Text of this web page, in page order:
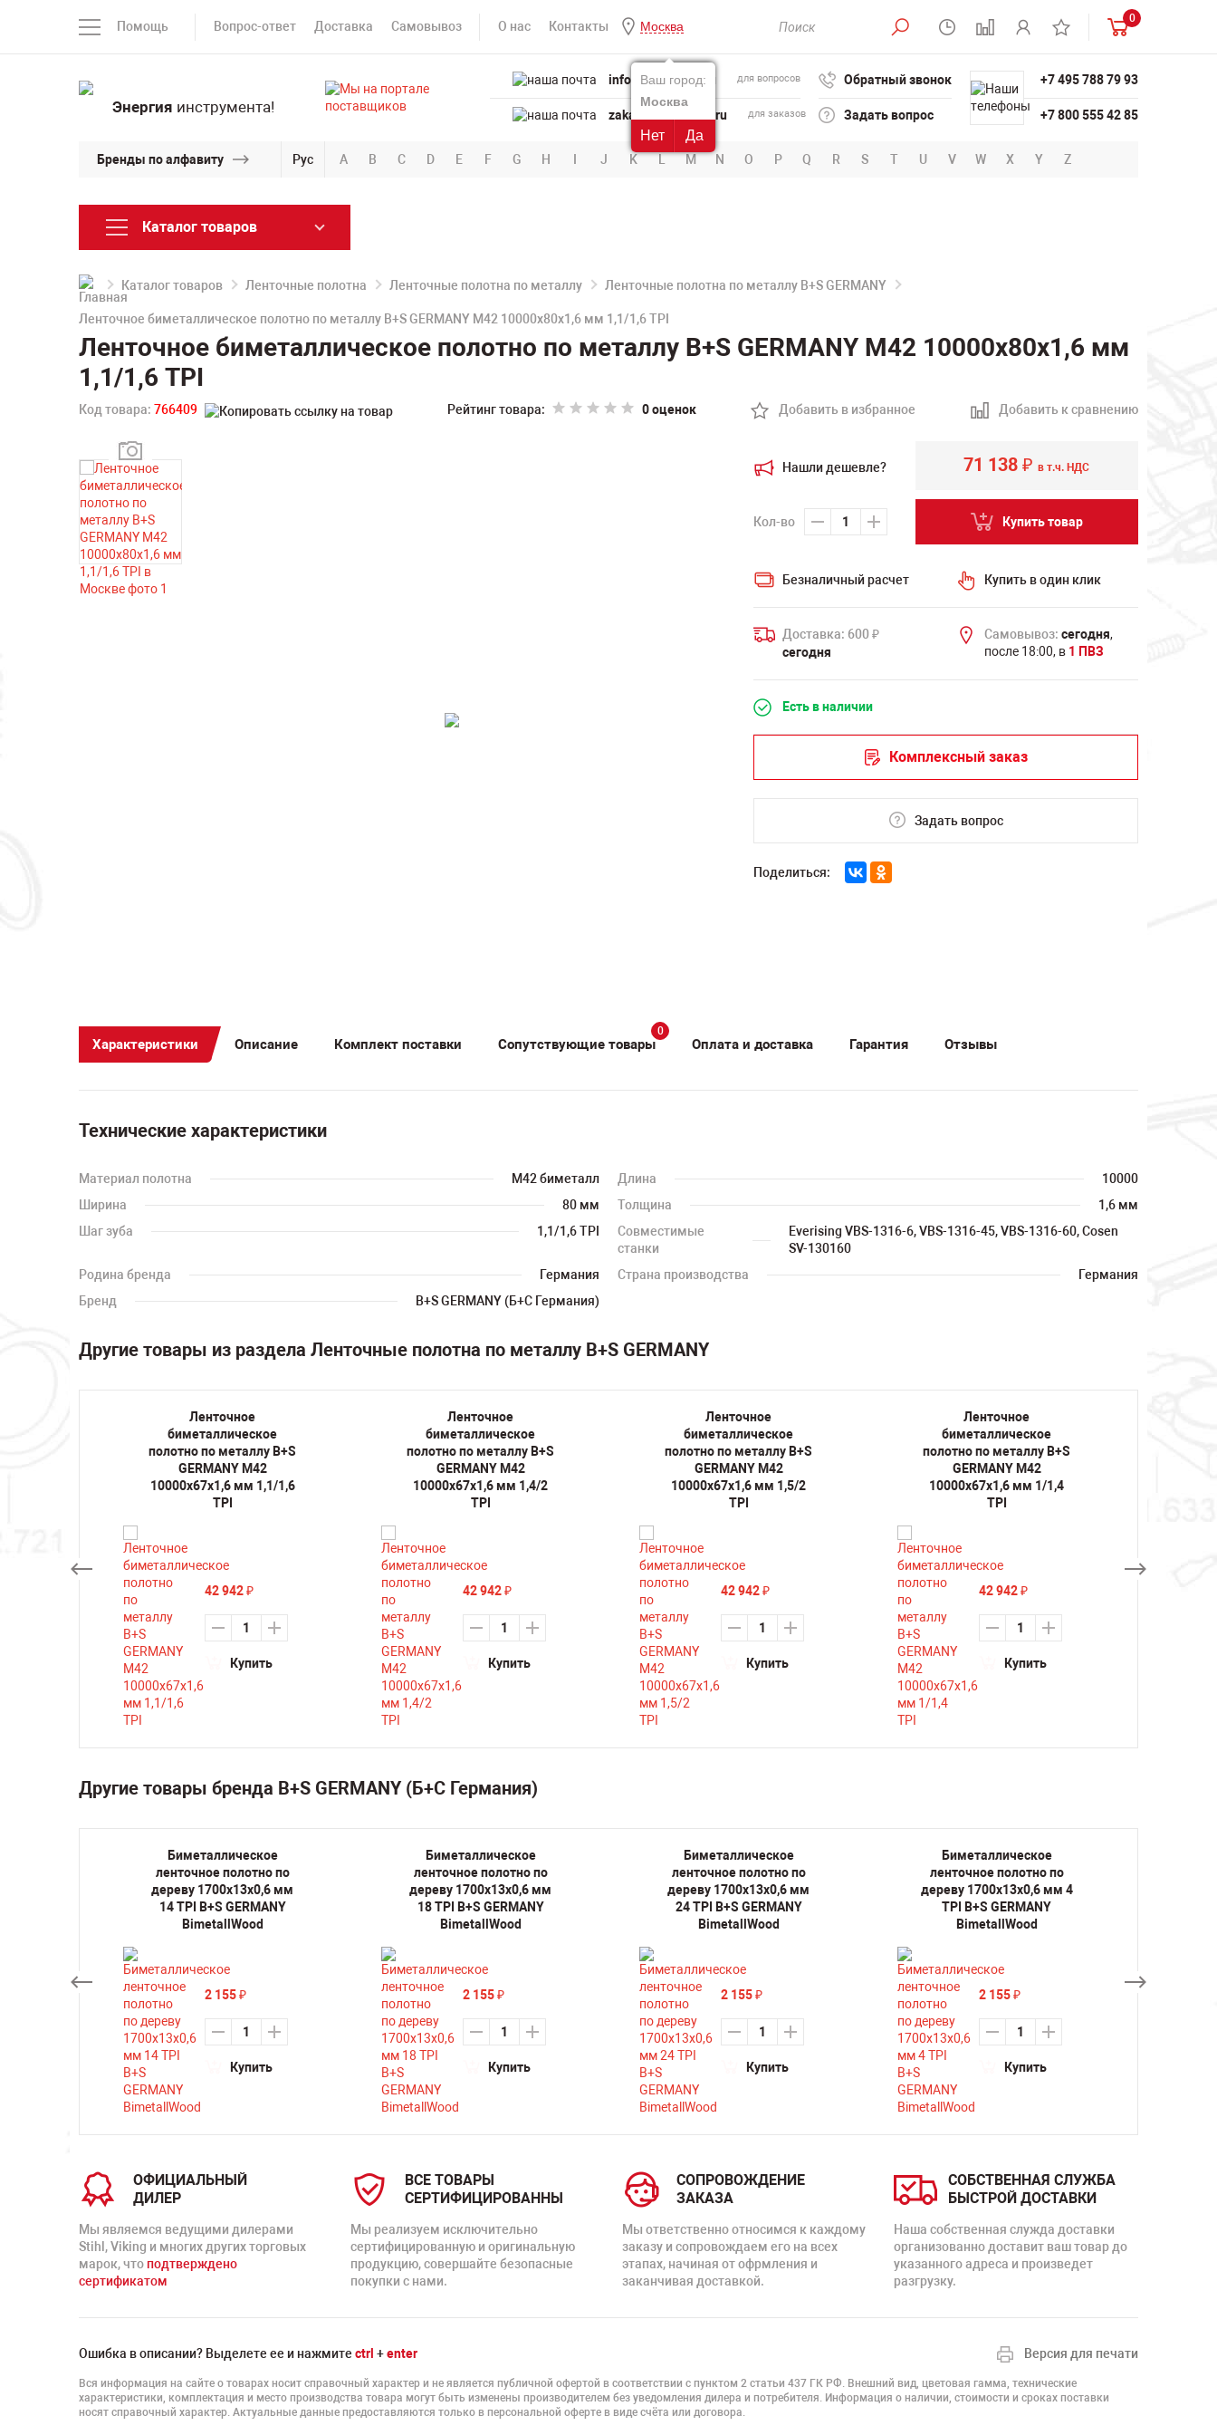
Помощь Вопрос-ответ Доставка Самовывоз О нас Контакты Москва
Ваш город:
Москва
Нет Да
0
Энергия инструмента!
info@powertool.ru для вопросов
zakaz@powertool.ru для заказов
Обратный звонок
Задать вопрос
+7 495 788 79 93
+7 800 555 42 85
Бренды по алфавиту Рус A B C D E F G H I J K L M N O P Q R S T U V W X Y Z
Каталог товаров
Каталог товаров Ленточные полотна Ленточные полотна по металлу Ленточные полотна по металлу B+S GERMANY
Ленточное биметаллическое полотно по металлу B+S GERMANY M42 10000х80х1,6 мм 1,1/1,6 TPI
Ленточное биметаллическое полотно по металлу B+S GERMANY M42 10000х80х1,6 мм
1,1/1,6 TPI
Код товара: 766409 Рейтинг товара: 0 оценок Добавить в избранное Добавить к сравнению
Нашли дешевле?
Кол-во
71 138₽ в т.ч. НДС
Купить товар
Безналичный расчет Купить в один клик
Доставка: 600 ₽
сегодня
Самовывоз: сегодня,
после 18:00, в 1 ПВЗ
Есть в наличии
Комплексный заказ
Задать вопрос
Поделиться:
Характеристики Описание Комплект поставки Сопутствующие товары
0
Оплата и доставка Гарантия Отзывы
Технические характеристики
Материал полотна M42 биметалл Длина
10000
Ширина
80 мм Толщина
1,6 мм
Шаг зуба
1,1/1,6 TPI
Совместимые
станки
Everising VBS-1316-6, VBS-1316-45, VBS-1316-60, Cosen
SV-130160
Родина бренда
Германия Страна производства
Германия
Бренд
B+S GERMANY (Б+С Германия)
Другие товары из раздела Ленточные полотна по металлу B+S GERMANY
Ленточное
биметаллическое
полотно по металлу B+S
GERMANY M42
10000х67х1,6 мм 1,1/1,6
TPI
42 942 ₽
Купить
Ленточное
биметаллическое
полотно по металлу B+S
GERMANY M42
10000х67х1,6 мм 1,4/2
TPI
42 942 ₽
Купить
Ленточное
биметаллическое
полотно по металлу B+S
GERMANY M42
10000х67х1,6 мм 1,5/2
TPI
42 942 ₽
Купить
Ленточное
биметаллическое
полотно по металлу B+S
GERMANY M42
10000х67х1,6 мм 1/1,4
TPI
42 942 ₽
Купить
Другие товары бренда B+S GERMANY (Б+С Германия)
Биметаллическое
ленточное полотно по
дереву 1700х13х0,6 мм
14 TPI B+S GERMANY
BimetallWood
2 155 ₽
Купить
Биметаллическое
ленточное полотно по
дереву 1700х13х0,6 мм
18 TPI B+S GERMANY
BimetallWood
2 155 ₽
Купить
Биметаллическое
ленточное полотно по
дереву 1700х13х0,6 мм
24 TPI B+S GERMANY
BimetallWood
2 155 ₽
Купить
Биметаллическое
ленточное полотно по
дереву 1700х13х0,6 мм 4
TPI B+S GERMANY
BimetallWood
2 155 ₽
Купить
ОФИЦИАЛЬНЫЙ
ДИЛЕР
Мы являемся ведущими дилерами
Stihl, Viking и многих других торговых
марок, что подтверждено
сертификатом
ВСЕ ТОВАРЫ
СЕРТИФИЦИРОВАННЫ
Мы реализуем исключительно
сертифицированную и оригинальную
продукцию, совершайте безопасные
покупки с нами.
СОПРОВОЖДЕНИЕ
ЗАКАЗА
Мы ответственно относимся к каждому
заказу и сопровождаем его на всех
этапах, начиная от офрмления и
заканчивая доставкой.
СОБСТВЕННАЯ СЛУЖБА
БЫСТРОЙ ДОСТАВКИ
Наша собственная служда доставки
организованно доставит ваш товар до
указанного адреса и произведет
разгрузку.
Ошибка в описании? Выделете ее и нажмите ctrl +enter Версия для печати
Вся информация на сайте о товарах носит справочный характер и не является публичной офертой в соответствии с пунктом 2 статьи 437 ГК РФ. Внешний вид, цветовая гамма, технические
характеристики, комплектация и место производства товара могут быть изменены производителем без уведомления дилера и потребителя. Информация о наличии, стоимости и сроках поставки
носят справочный характер. Актуальные данные предоставляются только в персональной оферте в виде счёта или договора.